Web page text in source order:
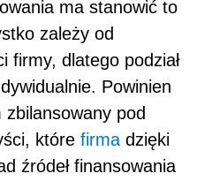
ma stanowić to
zależy od
firmy, dlatego podział
Powinien
pod
które firma dzięki
źródeł finansowania